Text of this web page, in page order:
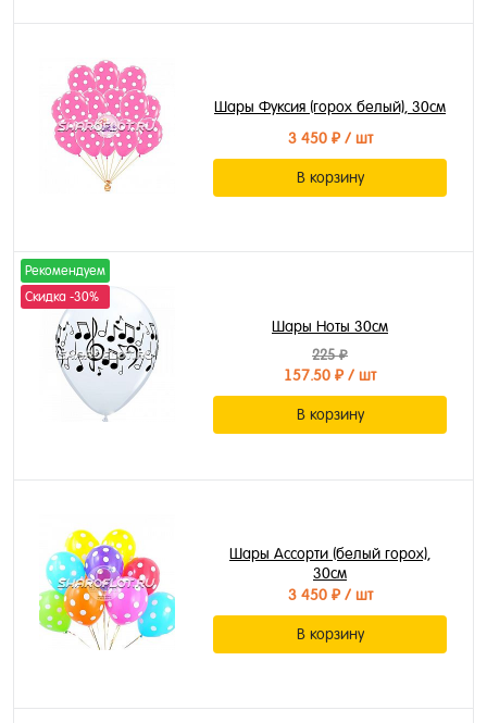
Шары Фуксия (горох белый), 30см
3 450 ₽/ шт
В корзину
Рекомендуем
Скидка -30%
Шары Ноты 30см
225 ₽
157.50 ₽/ шт
В корзину
Шары Ассорти (белый горох),
30см
3 450 ₽/ шт
В корзину